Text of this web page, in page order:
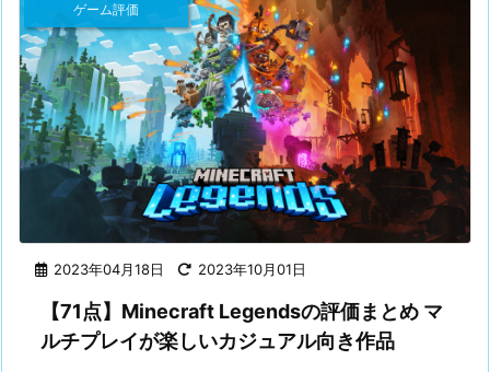
2023年04月18日 2023年10月01日
ゲーム評価
【71点】Minecraft Legendsの評価まとめ マ
ルチプレイが楽しいカジュアル向き作品